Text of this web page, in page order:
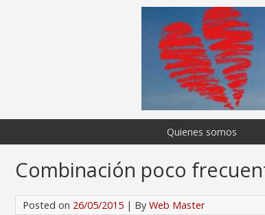
Quienes somos
Combinación poco
Posted on 26/05/2015 | By Web Master